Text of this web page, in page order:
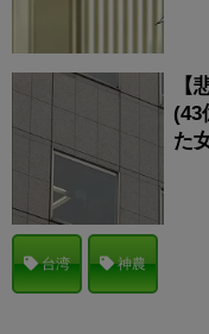
【
(43
た
台湾 神農